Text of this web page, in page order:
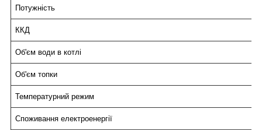
Потужність
ККД
Об'єм води в котлі
Об'єм топки
Температурний режим
Споживання електроенергії